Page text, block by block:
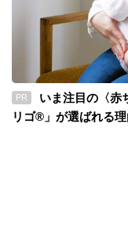
PR
いま注目の〈赤
リゴ®」が選ばれる理